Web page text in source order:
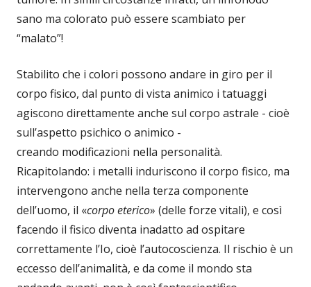
sano ma colorato può essere scambiato per
“malato”!
Stabilito che i colori possono andare in giro per il
corpo fisico, dal punto di vista animico i tatuaggi
agiscono direttamente anche sul corpo astrale - cioè
sull’aspetto psichico o animico -
creando modificazioni nella personalità.
Ricapitolando: i metalli induriscono il corpo fisico, ma
intervengono anche nella terza componente
dell’uomo, il «corpo eterico» (delle forze vitali), e così
facendo il fisico diventa inadatto ad ospitare
correttamente l’Io, cioè l’autocoscienza. Il rischio è un
eccesso dell’animalità, e da come il mondo sta